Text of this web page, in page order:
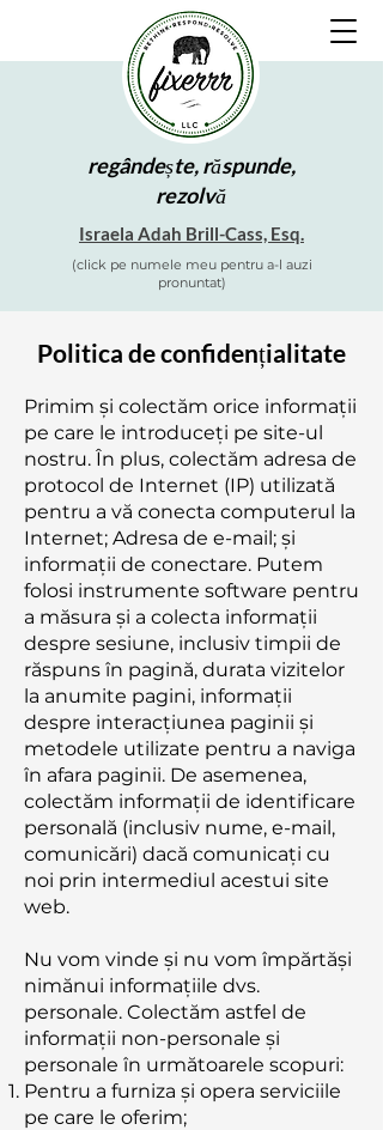
regândește, răspunde,
rezolvă
Israela Adah Brill-Cass, Esq.
(click pe numele meu pentru a-l auzi
pronuntat)
Politica de confidențialitate
Primim și colectăm orice informații
pe care le introduceți pe site-ul
nostru. În plus, colectăm adresa de
protocol de Internet (IP) utilizată
pentru a vă conecta computerul la
Internet; Adresa de e-mail; și
informații de conectare. Putem
folosi instrumente software pentru
a măsura și a colecta informații
despre sesiune, inclusiv timpii de
răspuns în pagină, durata vizitelor
la anumite pagini, informații
despre interacțiunea paginii și
metodele utilizate pentru a naviga
în afara paginii. De asemenea,
colectăm informații de identificare
personală (inclusiv nume, e-mail,
comunicări) dacă comunicați cu
noi prin intermediul acestui site
web.
Nu vom vinde și nu vom împărtăși
nimănui informațiile dvs.
personale. Colectăm astfel de
informații non-personale și
personale în următoarele scopuri:
Pentru a furniza și opera serviciile
pe care le oferim;